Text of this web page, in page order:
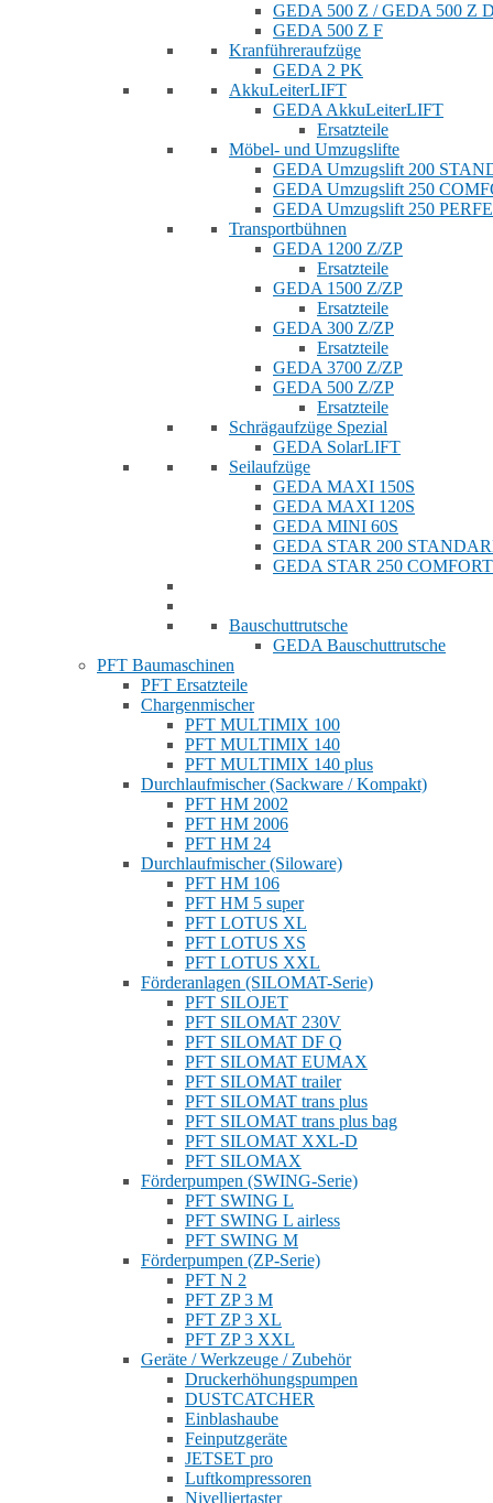
GEDA 500 Z / GEDA 500 Z
GEDA 500 Z F
Kranführeraufzüge
GEDA 2 PK
AkkuLeiterLIFT
GEDA AkkuLeiterLIFT
Ersatzteile
Möbel- und Umzugslifte
GEDA Umzugslift 200
GEDA Umzugslift 250
GEDA Umzugslift 250
Transportbühnen
GEDA 1200 Z/ZP
Ersatzteile
GEDA 1500 Z/ZP
Ersatzteile
GEDA 300 Z/ZP
Ersatzteile
GEDA 3700 Z/ZP
GEDA 500 Z/ZP
Ersatzteile
Schrägaufzüge Spezial
GEDA SolarLIFT
Seilaufzüge
GEDA MAXI 150S
GEDA MAXI 120S
GEDA MINI 60S
GEDA STAR 200
GEDA STAR 250 COMFORT
Bauschuttrutsche
GEDA Bauschuttrutsche
PFT Baumaschinen
PFT Ersatzteile
Chargenmischer
PFT MULTIMIX 100
PFT MULTIMIX 140
PFT MULTIMIX 140 plus
Durchlaufmischer (Sackware / Kompakt)
PFT HM 2002
PFT HM 2006
PFT HM 24
Durchlaufmischer (Siloware)
PFT HM 106
PFT HM 5 super
PFT LOTUS XL
PFT LOTUS XS
PFT LOTUS XXL
Förderanlagen (SILOMAT-Serie)
PFT SILOJET
PFT SILOMAT 230V
PFT SILOMAT DF Q
PFT SILOMAT EUMAX
PFT SILOMAT trailer
PFT SILOMAT trans plus
PFT SILOMAT trans plus bag
PFT SILOMAT XXL-D
PFT SILOMAX
Förderpumpen (SWING-Serie)
PFT SWING L
PFT SWING L airless
PFT SWING M
Förderpumpen (ZP-Serie)
PFT N 2
PFT ZP 3 M
PFT ZP 3 XL
PFT ZP 3 XXL
Geräte / Werkzeuge / Zubehör
Druckerhöhungspumpen
DUSTCATCHER
Einblashaube
Feinputzgeräte
JETSET pro
Luftkompressoren
Nivelliertaster